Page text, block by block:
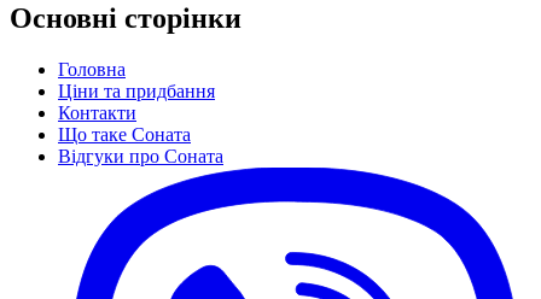
Основні сторінки
Головна
Ціни та придбання
Контакти
Що таке Соната
Відгуки про Соната